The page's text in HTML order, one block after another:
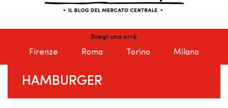
Scegli una città
Firenze Roma Torino Milano
HAMBURGER